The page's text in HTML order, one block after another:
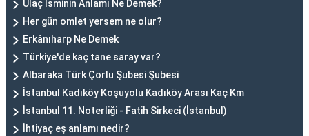
Ulaç İsminin Anlamı Ne Demek?
Her gün omlet yersem ne olur?
Erkânıharp Ne Demek
Türkiye'de kaç tane saray var?
Albaraka Türk Çorlu Şubesi Şubesi
İstanbul Kadıköy Koşuyolu Kadıköy Arası Kaç Km
İstanbul 11. Noterliği - Fatih Sirkeci (İstanbul)
İhtiyaç eş anlamı nedir?